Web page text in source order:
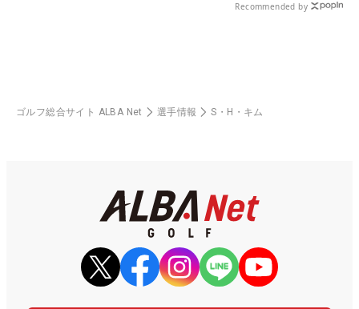
Recommended by
ゴルフ総合サイト ALBA Net 選手情報 S・H・キム